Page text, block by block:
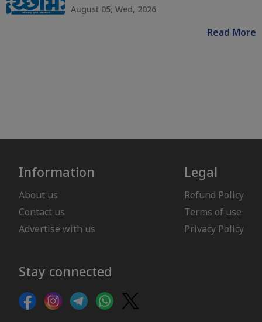
August 05, Wed, 2026
Read More
Information
About us
Contact us
Advertise with us
Legal
Refund Policy
Terms of use
Privacy Policy
Stay connected